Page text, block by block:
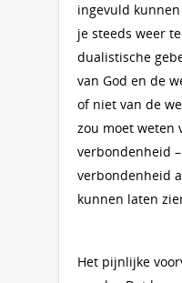
ingevuld
je steeds weer
dualistische
van God en de
of niet van de
zou moet weten
verbondenheid
verbondenheid
kunnen laten
Het pijnlijke